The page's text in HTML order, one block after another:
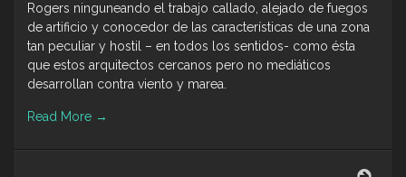
Rogers ninguneando el trabajo callado, alejado de fuegos
de artificio y conocedor de las características de una zona
tan peculiar y hostil – en todos los sentidos- como ésta
que estos arquitectos cercanos pero no mediáticos
desarrollan contra viento y marea.
Read More →